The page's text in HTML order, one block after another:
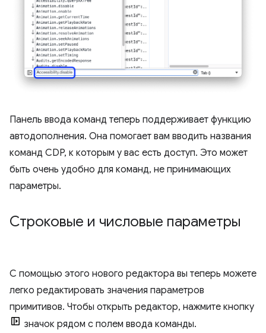
Панель ввода команд теперь поддерживает функцию
автодополнения. Она помогает вам вводить названия
команд CDP, к которым у вас есть доступ. Это может
быть очень удобно для команд, не принимающих
параметры.
Строковые и числовые параметры
С помощью этого нового редактора вы теперь можете
легко редактировать значения параметров
примитивов. Чтобы открыть редактор, нажмите кнопку
значок рядом с полем ввода команды.